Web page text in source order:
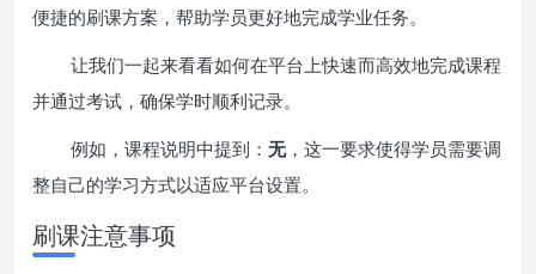
便捷的刷课方案，帮助学员更好地完成学业任务。
让我们一起来看看如何在平台上快速而高效地完成课程
并通过考试，确保学时顺利记录。
例如，课程说明中提到： 无，这一要求使得学员需要调
整自己的学习方式以适应平台设置。
刷课注意事项